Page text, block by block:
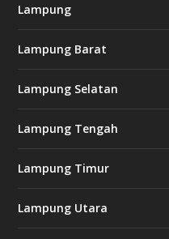
Lampung
Lampung Barat
Lampung Selatan
Lampung Tengah
Lampung Timur
Lampung Utara